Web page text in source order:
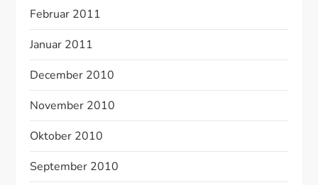
Februar 2011
Januar 2011
December 2010
November 2010
Oktober 2010
September 2010